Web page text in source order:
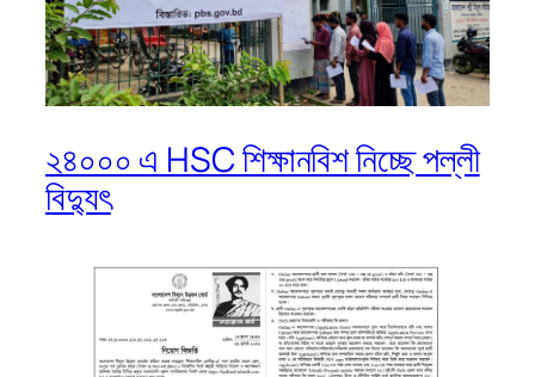
২৪০০০ এ HSC শিক্ষানবিশ নিচ্ছে পল্লী
বিদ্যুৎ